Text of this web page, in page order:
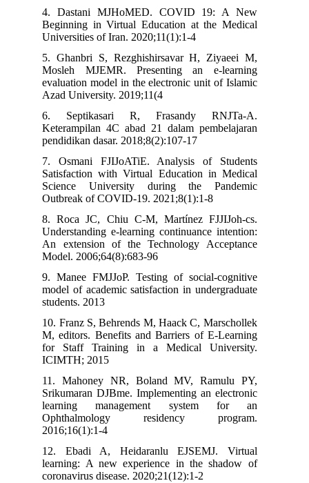
4. Dastani MJHoMED. COVID 19: A New
Beginning in Virtual Education at the Medical
Universities of Iran. 2020;11(1):1-4
5. Ghanbri S, Rezghishirsavar H, Ziyaeei M,
Mosleh MJEMR. Presenting an e-learning
evaluation model in the electronic unit of Islamic
Azad University. 2019;11(4
6. Septikasari R, Frasandy RNJTa-A.
Keterampilan 4C abad 21 dalam pembelajaran
pendidikan dasar. 2018;8(2):107-17
7. Osmani FJIJoATiE. Analysis of Students
Satisfaction with Virtual Education in Medical
Science University during the Pandemic
Outbreak of COVID-19. 2021;8(1):1-8
8. Roca JC, Chiu C-M, Martínez FJJIJoh-cs.
Understanding e-learning continuance intention:
An extension of the Technology Acceptance
Model. 2006;64(8):683-96
9. Manee FMJJoP. Testing of social-cognitive
model of academic satisfaction in undergraduate
students. 2013
10. Franz S, Behrends M, Haack C, Marschollek
M, editors. Benefits and Barriers of E-Learning
for Staff Training in a Medical University.
ICIMTH; 2015
11. Mahoney NR, Boland MV, Ramulu PY,
Srikumaran DJBme. Implementing an electronic
learning management system for an
Ophthalmology residency program.
2016;16(1):1-4
12. Ebadi A, Heidaranlu EJSEMJ. Virtual
learning: A new experience in the shadow of
coronavirus disease. 2020;21(12):1-2